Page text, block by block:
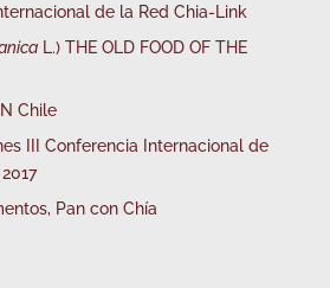
de la Red Chia-Link
L.) THE OLD FOOD OF THE
Chile
III Conferencia Internacional de
Pan con Chía